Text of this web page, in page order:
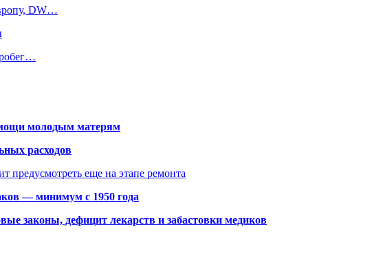
DW…
молодым матерям
расходов
предусмотреть еще на этапе ремонта
— минимум с 1950 года
законы, дефицит лекарств и забастовки медиков